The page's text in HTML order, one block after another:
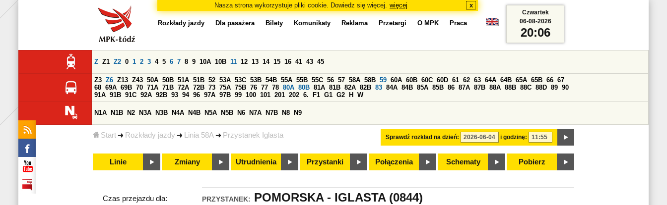
Nasza strona wykorzystuje pliki cookie. Dowiedz się więcej. więcej x
Start Rozkłady jazdy Linia 58A Przystanek Iglasta
Rozkłady jazdy Dla pasażera Bilety Komunikaty Reklama Przetargi O MPK Praca
Sprawdź rozkład na dzień: i godzinę:
Z Z1 Z2 0 1 2 3 4 5 6 7 8 9 10A 10B 11 12 13 14 15 16 41 43 45
Z3 Z6 Z13 Z43 50A 50B 51A 51B 52 53A 53C 53B 54B 55A 55B 55C 56 57 58A 58B 59 60A 60B 60C 60D 61 62 63 64A 64B 65A 65B 66 67
68 69A 69B 70 71A 71B 72A 72B 73 75A 75B 76 77 78 80A 80B 81A 81B 82A 82B 83 84A 84B 85A 85B 86 87A 87B 88A 88B 88C 88D 89 90
91A 91B 91C 92A 92B 93 94 96 97A 97B 99 100 101 201 202 6. F1 G1 G2 H W
N1A N1B N2 N3A N3B N4A N4B N5A N5B N6 N7A N7B N8 N9
Linie Zmiany Utrudnienia Przystanki Połączenia Schematy Pobierz
Czwartek
06-08-2026
20:06
PRZYSTANEK: POMORSKA - IGLASTA (0844)
Czas przejazdu dla: